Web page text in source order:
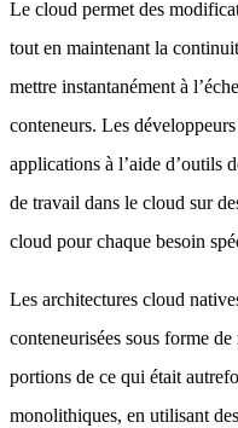
Le cloud permet des
tout en maintenant la
mettre instantanément à
conteneurs. Les
applications à l’aide d’outils
de travail dans le cloud sur
cloud pour chaque besoin
Les architectures cloud
conteneurisées sous forme
portions de ce qui était
monolithiques, en utilisant